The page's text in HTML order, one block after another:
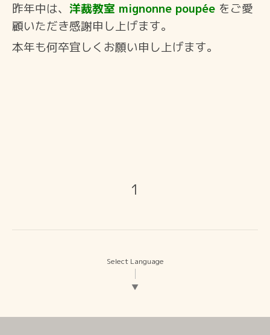
昨年中は、 洋裁教室 mignonne poupée をご愛
顧いただき感謝申し上げます。
本年も何卒宜しくお願い申し上げます。
1
Select Language
▼